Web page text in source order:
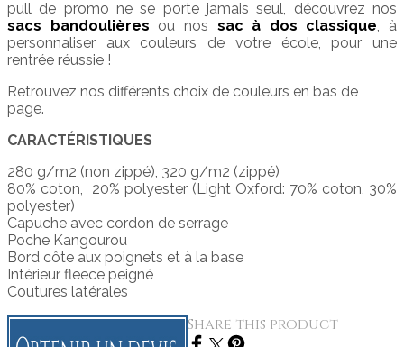
pull de promo ne se porte jamais seul, découvrez nos
sacs bandoulières ou nos sac à dos classique , à
personnaliser aux couleurs de votre école, pour une
rentrée réussie !
Retrouvez nos différents choix de couleurs en bas de
page.
CARACTÉRISTIQUES
280 g/m2 (non zippé), 320 g/m2 (zippé)
80% coton, 20% polyester (Light Oxford: 70% coton, 30%
polyester)
Capuche avec cordon de serrage
Poche Kangourou
Bord côte aux poignets et à la base
Intérieur fleece peigné
Coutures latérales
Share this product